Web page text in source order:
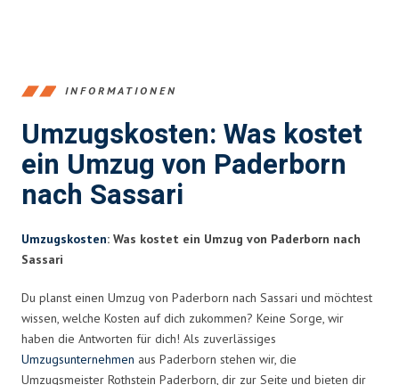
INFORMATIONEN
Umzugskosten: Was kostet
ein Umzug von Paderborn
nach Sassari
Umzugskosten: Was kostet ein Umzug von Paderborn nach
Sassari
Du planst einen Umzug von Paderborn nach Sassari und möchtest
wissen, welche Kosten auf dich zukommen? Keine Sorge, wir
haben die Antworten für dich! Als zuverlässiges
Umzugsunternehmen aus Paderborn stehen wir, die
Umzugsmeister Rothstein Paderborn, dir zur Seite und bieten dir